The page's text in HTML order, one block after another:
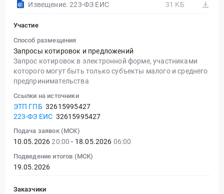
Извещение. 223-ФЗ ЕИС
31 КБ
Участие
Способ размещения
Запросы котировок и предложений
Запрос котировок в электронной форме, участниками
которого могут быть только субъекты малого и среднего
предпринимательства
Ссылки на источники
ЭТП ГПБ 32615995427
223-ФЗ ЕИС 32615995427
Подача заявок (МСК)
10.05.202620:00 - 18.05.2026 06:00
Подведение итогов (МСК)
19.05.2026
Заказчики